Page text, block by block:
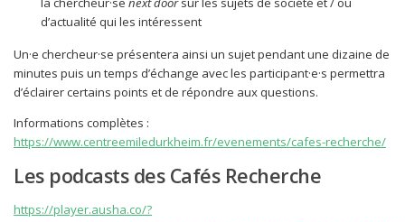
d’actualité qui les intéressent
Un·e chercheur·se présentera ainsi un sujet pendant une dizaine de
minutes puis un temps d’échange avec les participant·e·s permettra
d’éclairer certains points et de répondre aux questions.
Informations complètes :
https://www.centreemiledurkheim.fr/evenements/cafes-recherche/
Les podcasts des Cafés Recherche
https://player.ausha.co/?